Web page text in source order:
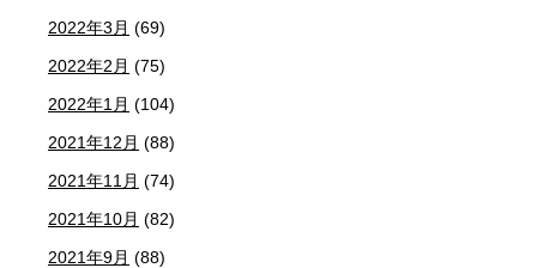
2022年3月 (69)
2022年2月 (75)
2022年1月 (104)
2021年12月 (88)
2021年11月 (74)
2021年10月 (82)
2021年9月 (88)